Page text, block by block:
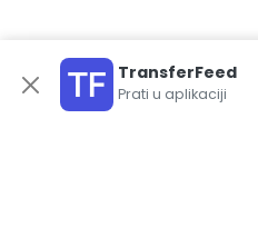
TransferFeed
Prati u aplikaciji